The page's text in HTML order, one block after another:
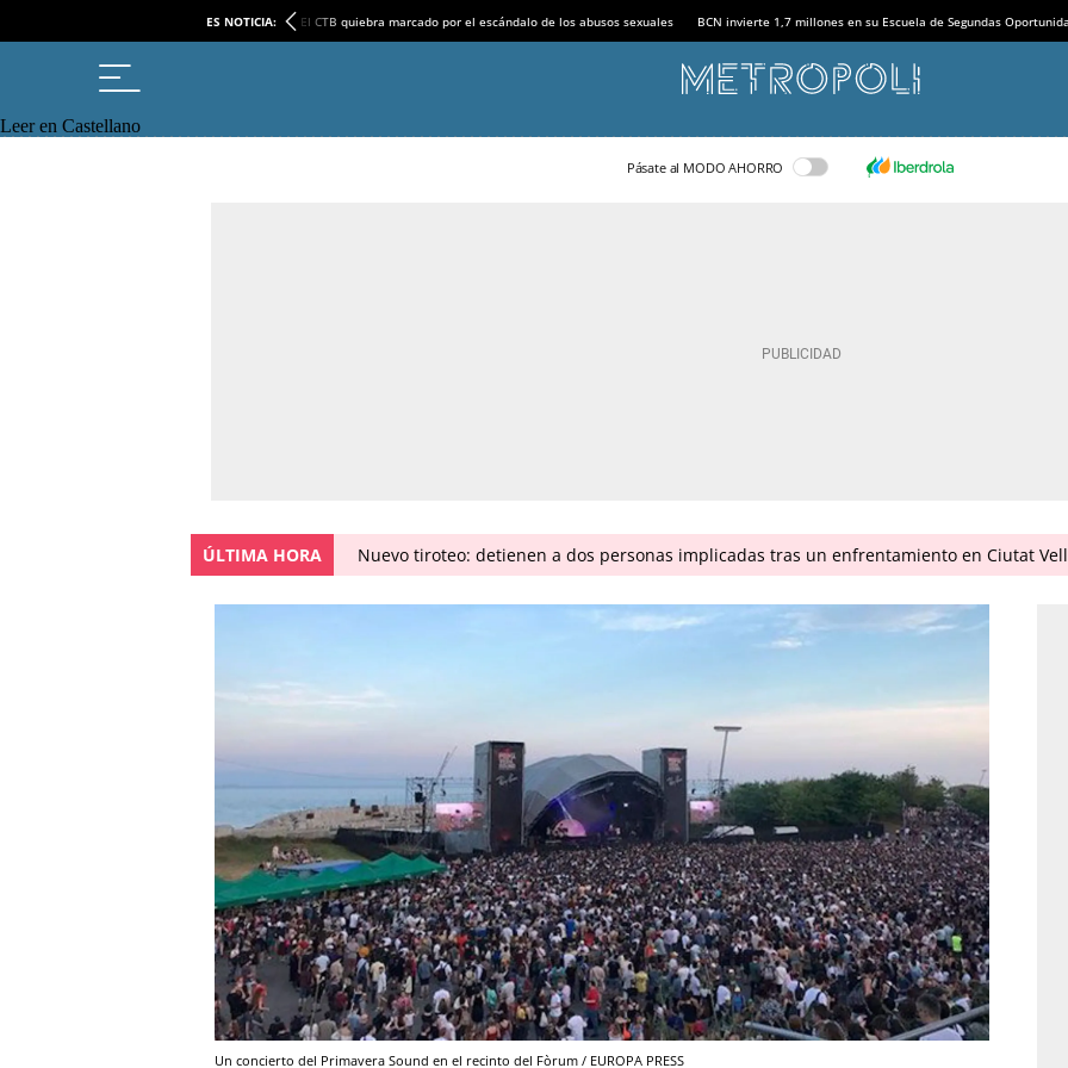
ES NOTICIA: El CTB quiebra marcado por el escándalo de los abusos sexuales BCN invierte 1,7 millones en su Escuela de Segundas
Leer en Castellano
Pásate al MODO AHORRO
ÚLTIMA HORA Nuevo tiroteo: detienen a dos personas implicadas tras un enfrentamiento en Ciutat
Un concierto del Primavera Sound en el recinto del Fòrum / EUROPA PRESS